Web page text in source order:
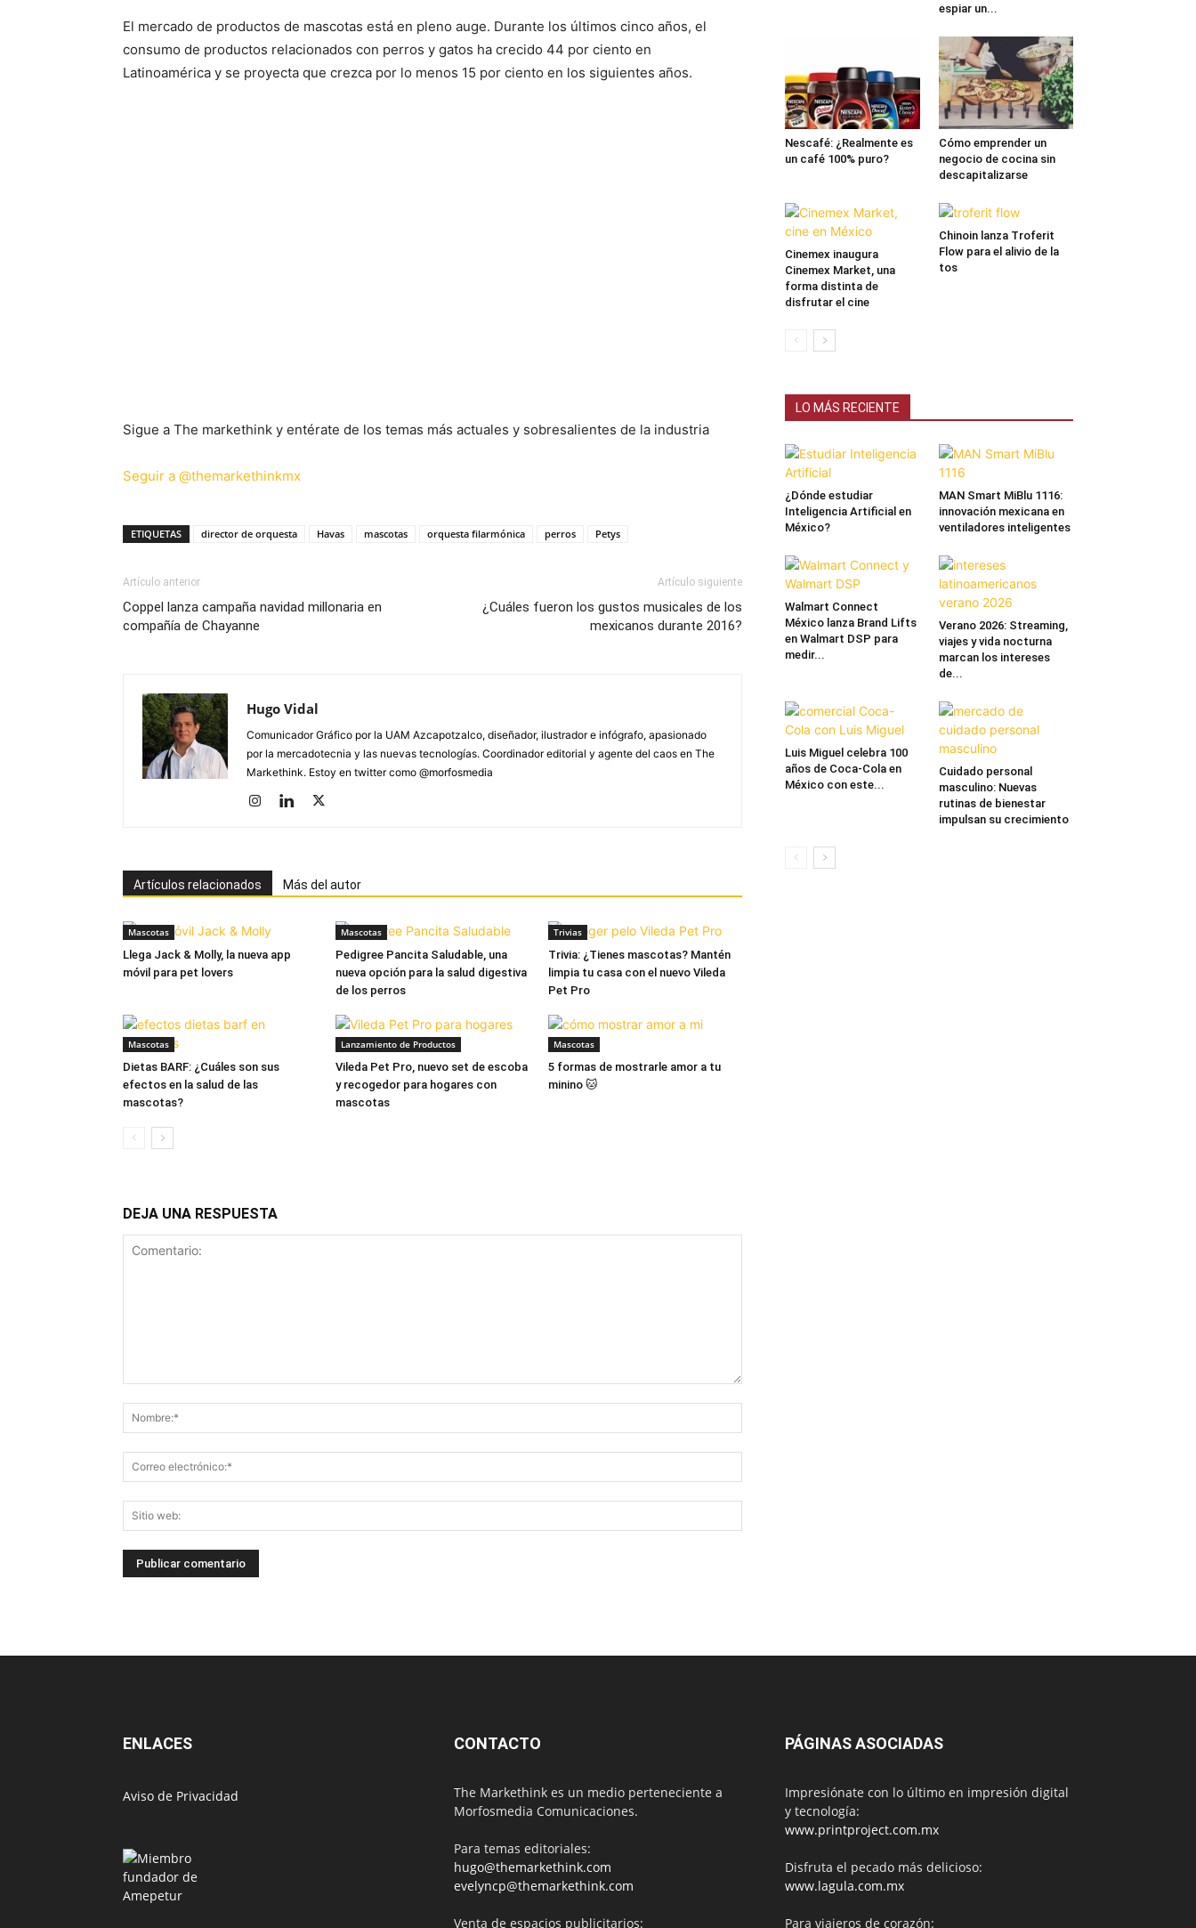
El mercado de productos de mascotas está en pleno auge. Durante los últimos cinco años, el
consumo de productos relacionados con perros y gatos ha crecido 44 por ciento en
Latinoamérica y se proyecta que crezca por lo menos 15 por ciento en los siguientes años.
Sigue a The markethink y entérate de los temas más actuales y sobresalientes de la industria
Seguir a @themarkethinkmx
ETIQUETAS director de orquesta Havas mascotas orquesta filarmónica perros Petys
Artículo anterior
Coppel lanza campaña navidad millonaria en
compañía de Chayanne
Artículo siguiente
¿Cuáles fueron los gustos musicales de los
mexicanos durante 2016?
Hugo Vidal
Comunicador Gráfico por la UAM Azcapotzalco, diseñador, ilustrador e infógrafo, apasionado
por la mercadotecnia y las nuevas tecnologías. Coordinador editorial y agente del caos en The
Markethink. Estoy en twitter como @morfosmedia
Artículos relacionados Más del autor
Mascotas
Llega Jack & Molly, la nueva app
móvil para pet lovers
Mascotas
Pedigree Pancita Saludable, una
nueva opción para la salud digestiva
de los perros
Trivias
Trivia: ¿Tienes mascotas? Mantén
limpia tu casa con el nuevo Vileda
Pet Pro
Mascotas
Dietas BARF: ¿Cuáles son sus
efectos en la salud de las
mascotas?
Lanzamiento de Productos
Vileda Pet Pro, nuevo set de escoba
y recogedor para hogares con
mascotas
Mascotas
5 formas de mostrarle amor a tu
minino 🐱
DEJA UNA RESPUESTA
espiar un...
Nescafé: ¿Realmente es
un café 100% puro?
Cómo emprender un
negocio de cocina sin
descapitalizarse
Cinemex inaugura
Cinemex Market, una
forma distinta de
disfrutar el cine
Chinoin lanza Troferit
Flow para el alivio de la
tos
LO MÁS RECIENTE
¿Dónde estudiar
Inteligencia Artificial en
México?
MAN Smart MiBlu 1116:
innovación mexicana en
ventiladores inteligentes
Walmart Connect
México lanza Brand Lifts
en Walmart DSP para
medir...
Verano 2026: Streaming,
viajes y vida nocturna
marcan los intereses
de...
Luis Miguel celebra 100
años de Coca-Cola en
México con este...
Cuidado personal
masculino: Nuevas
rutinas de bienestar
impulsan su crecimiento
ENLACES
Aviso de Privacidad
CONTACTO
The Markethink es un medio perteneciente a
Morfosmedia Comunicaciones.
Para temas editoriales:
hugo@themarkethink.com
evelyncp@themarkethink.com
Venta de espacios publicitarios:
PÁGINAS ASOCIADAS
Impresiónate con lo último en impresión digital
y tecnología:
www.printproject.com.mx
Disfruta el pecado más delicioso:
www.lagula.com.mx
Para viajeros de corazón: